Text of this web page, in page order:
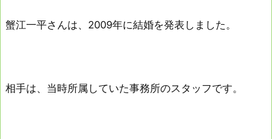
蟹江一平さんは、2009年に結婚を発表しました。
相手は、当時所属していた事務所のスタッフです。